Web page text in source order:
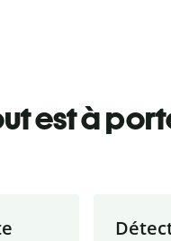
est à